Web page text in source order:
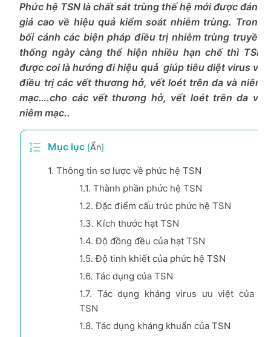
Phức hệ TSN là chất sát trùng thế hệ mới được đánh
giá cao về hiệu quả kiểm soát nhiễm trùng. Trong
bối cảnh các biện pháp điều trị nhiễm trùng truyền
thống ngày càng thể hiện nhiều hạn chế thì TSN
được coi là hướng đi hiệu quả giúp tiêu diệt virus và
điều trị các vết thương hở, vết loét trên da và niêm
mạc….cho các vết thương hở, vết loét trên da và
niêm mạc..
Mục lục [Ẩn]
1. Thông tin sơ lược về phức hệ TSN
1.1. Thành phần phức hệ TSN
1.2. Đặc điểm cấu trúc phức hệ TSN
1.3. Kích thước hạt TSN
1.4. Độ đồng đều của hạt TSN
1.5. Độ tinh khiết của phức hệ TSN
1.6. Tác dụng của TSN
1.7. Tác dụng kháng virus ưu việt của
TSN
1.8. Tác dụng kháng khuẩn của TSN